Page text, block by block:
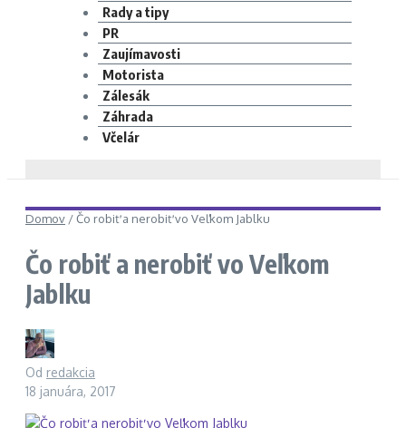
Rady a tipy
PR
Zaujímavosti
Motorista
Zálesák
Záhrada
Včelár
Domov /Čo robiť a nerobiť vo Veľkom Jablku
Čo robiť a nerobiť vo Veľkom
Jablku
Od redakcia
18 januára, 2017